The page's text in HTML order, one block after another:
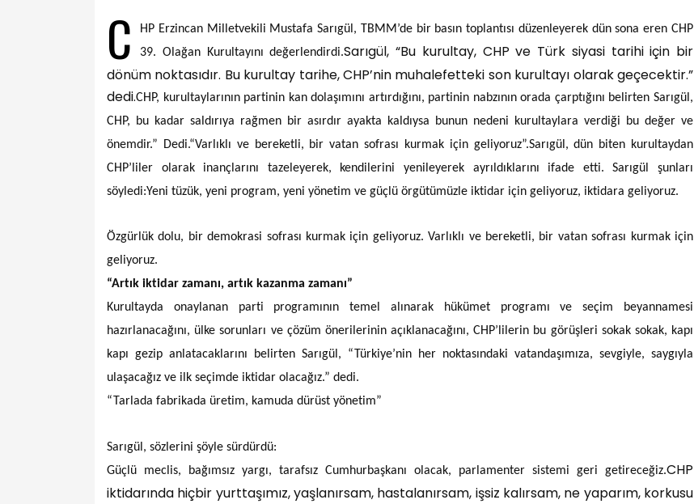
C
HP Erzincan Milletvekili Mustafa Sarıgül, TBMM’de bir basın toplantısı düzenleyerek dün sona eren CHP
39. Olağan Kurultayını değerlendirdi.Sarıgül, “Bu kurultay, CHP ve Türk siyasi tarihi için bir
dönüm noktasıdır. Bu kurultay tarihe, CHP’nin muhalefetteki son kurultayı olarak geçecektir.”
dedi.CHP, kurultaylarının partinin kan dolaşımını artırdığını, partinin nabzının orada çarptığını belirten Sarıgül,
CHP, bu kadar saldırıya rağmen bir asırdır ayakta kaldıysa bunun nedeni kurultaylara verdiği bu değer ve
önemdir.” Dedi.“Varlıklı ve bereketli, bir vatan sofrası kurmak için geliyoruz”.Sarıgül, dün biten kurultaydan
CHP’liler olarak inançlarını tazeleyerek, kendilerini yenileyerek ayrıldıklarını ifade etti. Sarıgül şunları
söyledi:Yeni tüzük, yeni program, yeni yönetim ve güçlü örgütümüzle iktidar için geliyoruz, iktidara geliyoruz.
Özgürlük dolu, bir demokrasi sofrası kurmak için geliyoruz. Varlıklı ve bereketli, bir vatan sofrası kurmak için
geliyoruz.
“Artık iktidar zamanı, artık kazanma zamanı”
Kurultayda onaylanan parti programının temel alınarak hükümet programı ve seçim beyannamesi
hazırlanacağını, ülke sorunları ve çözüm önerilerinin açıklanacağını, CHP’lilerin bu görüşleri sokak sokak, kapı
kapı gezip anlatacaklarını belirten Sarıgül, “Türkiye’nin her noktasındaki vatandaşımıza, sevgiyle, saygıyla
ulaşacağız ve ilk seçimde iktidar olacağız.” dedi.
“Tarlada fabrikada üretim, kamuda dürüst yönetim”
Sarıgül, sözlerini şöyle sürdürdü:
Güçlü meclis, bağımsız yargı, tarafsız Cumhurbaşkanı olacak, parlamenter sistemi geri getireceğiz.CHP
iktidarında hiçbir yurttaşımız, yaşlanırsam, hastalanırsam, işsiz kalırsam, ne yaparım, korkusu